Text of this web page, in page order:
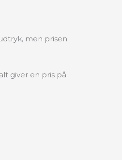
men prisen
giver en pris på